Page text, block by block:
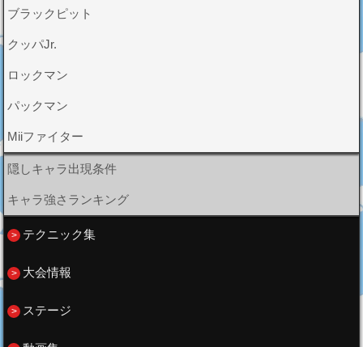
ブラックピット
クッパJr.
ロックマン
パックマン
Miiファイター
隠しキャラ出現条件
キャラ強さランキング
テクニック集
大会情報
ステージ